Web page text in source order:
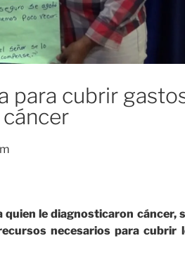
para cubrir
quien le diagnosticaron cáncer,
necesarios para cubrir